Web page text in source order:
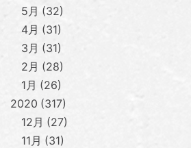
5月
32
4月
31
3月
31
2月
28
1月
26
2020 317
12月
27
11月
31